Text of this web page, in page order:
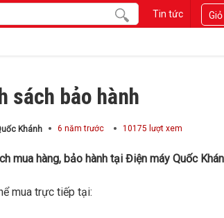
Tin tức
sách bảo hành
Khánh 6 năm trước 10175 lượt xem
mua hàng, bảo hành tại Điện máy Quốc
mua trực tiếp tại: